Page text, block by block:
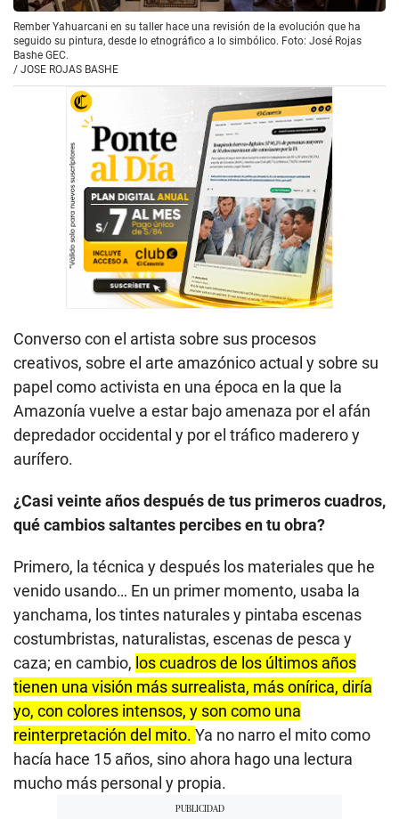
Rember Yahuarcani en su taller hace una revisión de la evolución que ha
seguido su pintura, desde lo etnográfico a lo simbólico. Foto: José Rojas
Bashe GEC.
/ JOSE ROJAS BASHE
Converso con el artista sobre sus procesos
creativos, sobre el arte amazónico actual y sobre su
papel como activista en una época en la que la
Amazonía vuelve a estar bajo amenaza por el afán
depredador occidental y por el tráfico maderero y
aurífero.
¿Casi veinte años después de tus primeros cuadros,
qué cambios saltantes percibes en tu obra?
Primero, la técnica y después los materiales que he
venido usando… En un primer momento, usaba la
yanchama, los tintes naturales y pintaba escenas
costumbristas, naturalistas, escenas de pesca y
caza; en cambio, los cuadros de los últimos años
tienen una visión más surrealista, más onírica, diría
yo, con colores intensos, y son como una
reinterpretación del mito. Ya no narro el mito como
hacía hace 15 años, sino ahora hago una lectura
mucho más personal y propia.